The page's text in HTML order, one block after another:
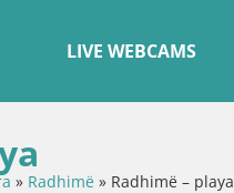
LIVE WEBCAMS
» Radhimë » Radhimë – playa